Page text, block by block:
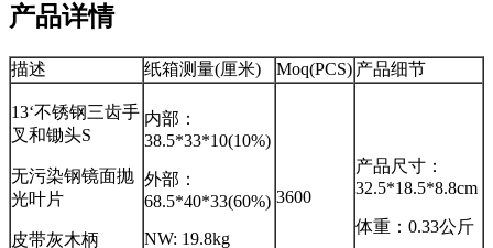
产品详情
描述 纸箱测量(厘米) Moq(PCS) 产品细节
13‘不锈钢三齿手
叉和锄头S
无污染钢镜面抛
光叶片
皮带灰木柄
内部：
38.5*33*10(10%)
外部：
68.5*40*33(60%)
NW: 19.8kg
3600
产品尺寸：
32.5*18.5*8.8cm
体重：0.33公斤